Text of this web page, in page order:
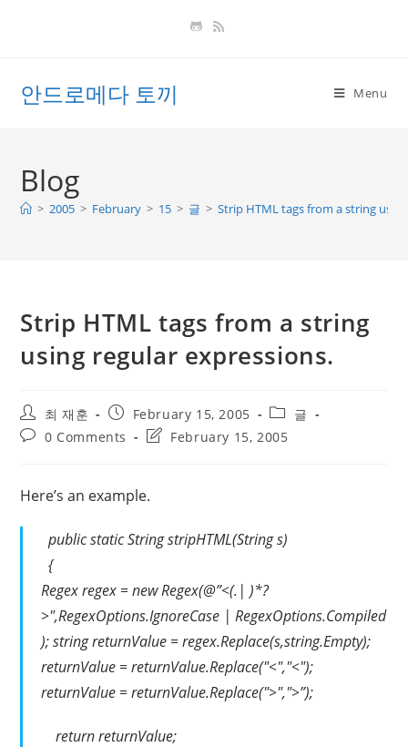
안드로메다 토끼 Menu
Blog
> 2005 > February > 15 > 글 > Strip HTML tags from a string
Strip HTML tags from a string
using regular expressions.
Post
author:
최 재훈
Post
published:
February 15, 2005
Post
category:
글
Post0 Comments
PostFebruary 15, 2005
Here’s an example.
public static String stripHTML(String s)
{
Regex regex = new Regex(@”<(.| )*?
>",RegexOptions.IgnoreCase | RegexOptions.Compiled
); string returnValue = regex.Replace(s,string.Empty);
returnValue = returnValue.Replace("<","<");
returnValue = returnValue.Replace(">",">”);
return returnValue;